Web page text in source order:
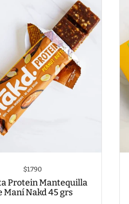
$1.790
Protein Mantequilla
Maní Nakd 45 grs